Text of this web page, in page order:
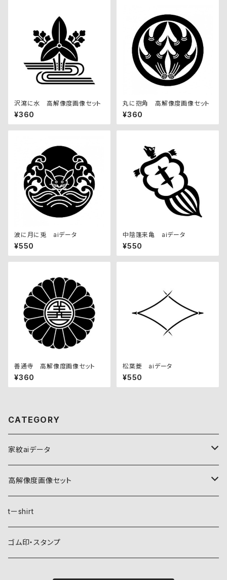
沢瀉に水 高解像度画像セット
¥360
丸に抱角 高解像度画像セット
¥360
波に月に兎 aiデータ
¥550
中陰篷来亀 aiデータ
¥550
善通寺 高解像度画像セット
¥360
松葉菱 aiデータ
¥550
CATEGORY
家紋aiデータ
自然紋
稲妻
霞
植物紋
葵
動物紋
高解像度画像セット
自然紋
稲妻
植物紋
tーshirt
ゴム印・スタンプ